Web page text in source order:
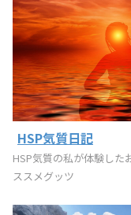
HSP気質日記
HSP気質の私が体験した
ススメグッツ